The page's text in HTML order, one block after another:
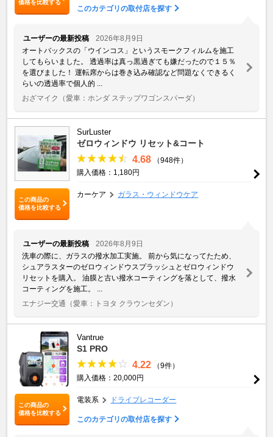
価格を比較する
このカテゴリの取付店を探す
ユーザーの最新投稿
2026年8月9日
オートバックスの「ウインコス」というスモークフィルムを施工
してもらいました。 透過率は真っ黒過ぎても嫌だったので１５％
を選びました！ 運転席からは巻き込み確認など問題なくできるく
らいの透過率で個人的 ...
おざマイク
（愛車：ホンダ ステップワゴンスパーダ）
この商品の
価格を比較する
SurLuster
ゼロウィンドウ リセット&コート
4.68
（948件）
購入価格：1,180円
カーケア ガラス・ウィンドウケア
ユーザーの最新投稿
2026年8月9日
洗車の際に、ガラスの撥水加工実施。 前から気になってたため、
シュアラスターのゼロウィンドウスプラッシュとゼロウィンドウ
リセットを購入。 油膜と古い撥水コーティングを落として、撥水
コーティングを施工。 ...
エナジー交通 （愛車：トヨタ クラウンセダン）
この商品の
価格を比較する
Vantrue
S1 PRO
4.22
（9件）
購入価格：20,000円
電装系 ドライブレコーダー
このカテゴリの取付店を探す